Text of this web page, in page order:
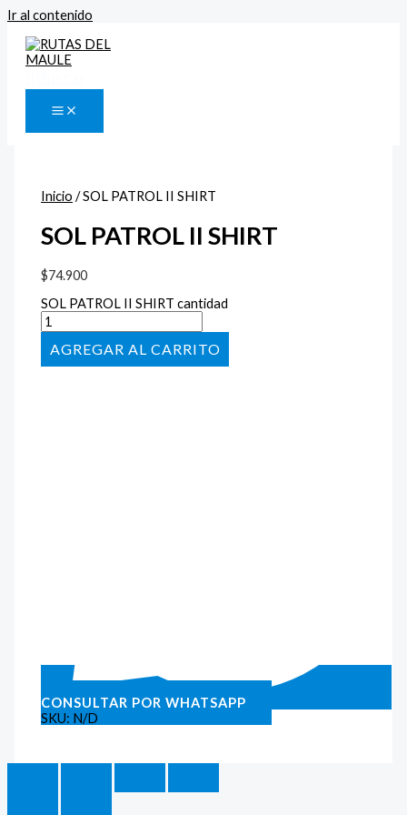
Ir al contenido
Inicio / SOL PATROL II SHIRT
SOL PATROL II SHIRT
$74.900
SOL PATROL II SHIRT cantidad
AÑADIR AL CARRITO
CONSULTAR POR WHATSAPP
SKU: N/D